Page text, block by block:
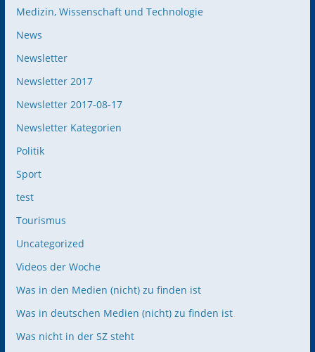
Medizin, Wissenschaft und Technologie
News
Newsletter
Newsletter 2017
Newsletter 2017-08-17
Newsletter Kategorien
Politik
Sport
test
Tourismus
Uncategorized
Videos der Woche
Was in den Medien (nicht) zu finden ist
Was in deutschen Medien (nicht) zu finden ist
Was nicht in der SZ steht